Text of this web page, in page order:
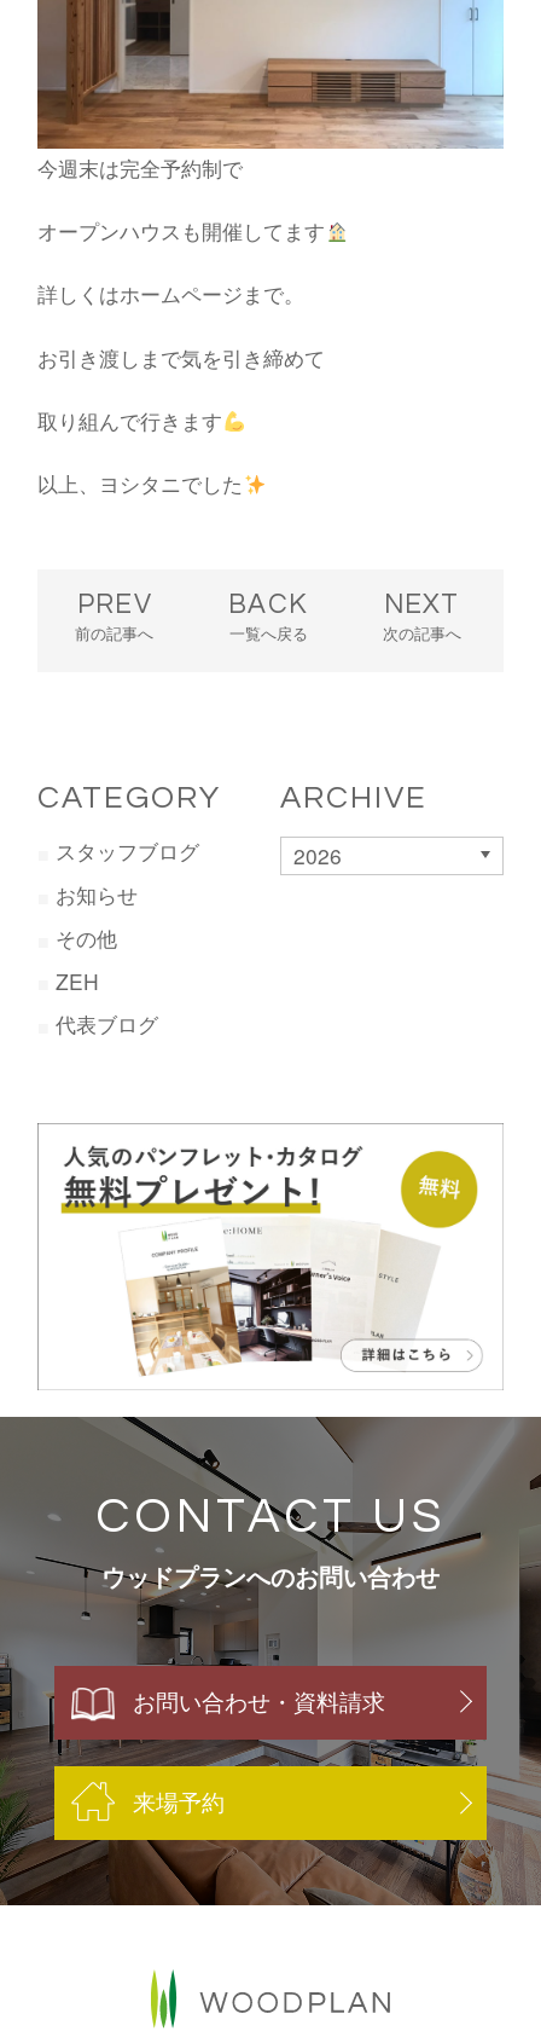
今週末は完全予約制で
オープンハウスも開催してます
詳しくはホームページまで。
お引き渡しまで気を引き締めて
取り組んで行きます
以上、ヨシタニでした
PREV
前の記事へ
BACK
一覧へ戻る
NEXT
次の記事へ
CATEGORY
スタッフブログ
お知らせ
その他
ZEH
代表ブログ
ARCHIVE
2026
CONTACT US
ウッドプランへのお問い合わせ
お問い合わせ・資料請求
来場予約